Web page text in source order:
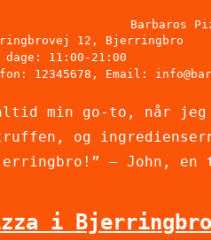
Barbaros
12, Bjerringbro
11:00-21:00
12345678, Email:
altid min go-to, når
og
– John, en
i